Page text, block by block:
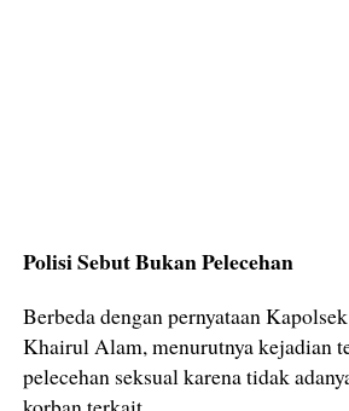
Polisi Sebut Bukan Pelecehan
Berbeda dengan pernyataan
Khairul Alam, menurutnya kejadian
pelecehan seksual karena tidak